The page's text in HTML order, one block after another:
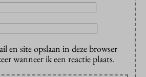
en site opslaan in deze browser
wanneer ik een reactie plaats.